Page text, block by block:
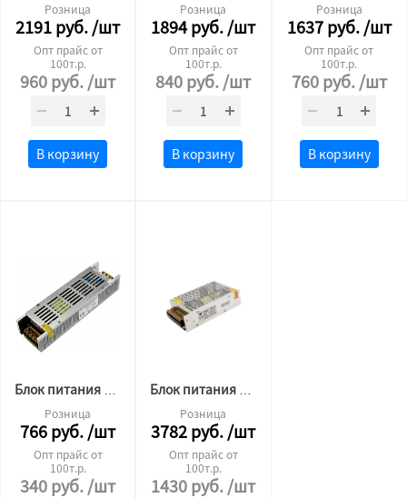
Розница
2191руб./шт
Опт прайс от
100т.р.
960руб./шт
В корзину
Розница
1894руб./шт
Опт прайс от
100т.р.
840руб./шт
В корзину
Розница
1637руб./шт
Опт прайс от
100т.р.
760руб./шт
В корзину
Розница
766руб./шт
Опт прайс от
100т.р.
340руб./шт
Розница
3782руб./шт
Опт прайс от
100т.р.
1430руб./шт